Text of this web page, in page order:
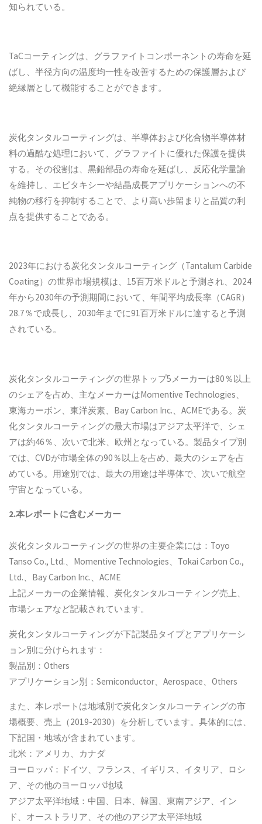
知られている。
TaCコーティングは、グラファイトコンポーネントの寿命を延
ばし、半径方向の温度均一性を改善するための保護層および
絶縁層として機能することができます。
炭化タンタルコーティングは、半導体および化合物半導体材
料の過酷な処理において、グラファイトに優れた保護を提供
する。その役割は、黒鉛部品の寿命を延ばし、反応化学量論
を維持し、エピタキシーや結晶成長アプリケーションへの不
純物の移行を抑制することで、より高い歩留まりと品質の利
点を提供することである。
2023年における炭化タンタルコーティング（Tantalum Carbide
Coating）の世界市場規模は、15百万米ドルと予測され、2024
年から2030年の予測期間において、年間平均成長率（CAGR）
28.7％で成長し、2030年までに91百万米ドルに達すると予測
されている。
炭化タンタルコーティングの世界トップ5メーカーは80％以上
のシェアを占め、主なメーカーはMomentive Technologies、
東海カーボン、東洋炭素、Bay Carbon Inc.、ACMEである。炭
化タンタルコーティングの最大市場はアジア太平洋で、シェ
アは約46％、次いで北米、欧州となっている。製品タイプ別
では、CVDが市場全体の90％以上を占め、最大のシェアを占
めている。用途別では、最大の用途は半導体で、次いで航空
宇宙となっている。
2.本レポートに含むメーカー
炭化タンタルコーティングの世界の主要企業には：Toyo
Tanso Co., Ltd.、Momentive Technologies、Tokai Carbon Co.,
Ltd.、Bay Carbon Inc.、ACME
上記メーカーの企業情報、炭化タンタルコーティング売上、
市場シェアなど記載されています。
炭化タンタルコーティングが下記製品タイプとアプリケーシ
ョン別に分けられます：
製品別：Others
アプリケーション別：Semiconductor、Aerospace、Others
また、本レポートは地域別で炭化タンタルコーティングの市
場概要、売上（2019-2030）を分析しています。具体的には、
下記国・地域が含まれています。
北米：アメリカ、カナダ
ヨーロッパ：ドイツ、フランス、イギリス、イタリア、ロシ
ア、その他のヨーロッパ地域
アジア太平洋地域：中国、日本、韓国、東南アジア、イン
ド、オーストラリア、その他のアジア太平洋地域